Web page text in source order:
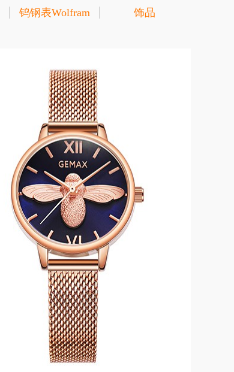
钨钢表Wolfram
饰品